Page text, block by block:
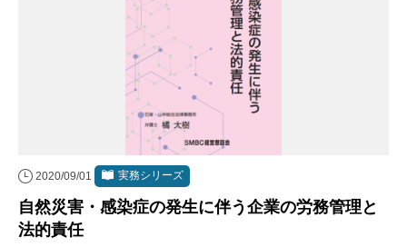
2020/09/01 実務シリーズ
自然災害・感染症の発生に伴う企業の労務管理と
法的責任